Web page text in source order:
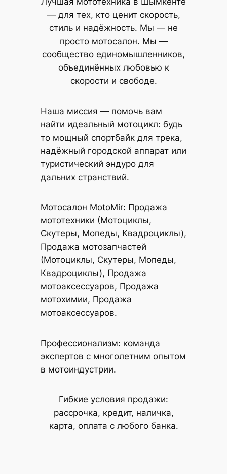
— для тех, кто ценит скорость,
стиль и надёжность. Мы — не
просто мотосалон. Мы —
сообщество единомышленников,
объединённых любовью к
скорости и свободе.
Наша миссия — помочь вам
найти идеальный мотоцикл: будь
то мощный спортбайк для трека,
надёжный городской аппарат или
туристический эндуро для
дальних странствий.
Мотосалон MotoMir: Продажа
мототехники (Мотоциклы,
Скутеры, Мопеды, Квадроциклы),
Продажа мотозапчастей
(Мотоциклы, Скутеры, Мопеды,
Квадроциклы), Продажа
мотоаксессуаров, Продажа
мотохимии, Продажа
мотоаксессуаров.
Профессионализм: команда
экспертов с многолетним опытом
в мотоиндустрии.
Гибкие условия продажи:
рассрочка, кредит, наличка,
карта, оплата с любого банка.